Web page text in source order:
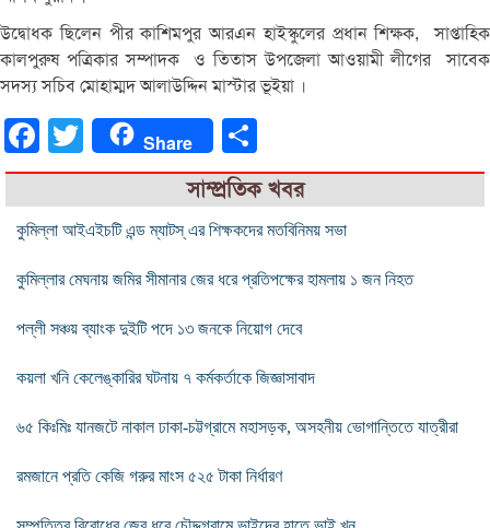
উদ্বোধক ছিলেন পীর কাশিমপুর আরএন হাইস্কুলের প্রধান শিক্ষক,সাপ্তাহিক
কালপুরুষ পত্রিকার সম্পাদক ওতিতাস উপজেলা আওয়ামী লীগের সাবেক
সদস্য সচিব মোহাম্মদ আলাউদ্দিন মাস্টার ভূইয়া ।
FacebookTwitter Share
সাম্প্রতিক খবর
কুমিল্লা আইএইচটি এন্ড ম্যাটস্ এর শিক্ষকদের মতবিনিময় সভা
কুমিল্লার মেঘনায় জমির সীমানার জের ধরে প্রতিপক্ষের হামলায় ১ জন নিহত
পল্লী সঞ্চয় ব্যাংক দুইটি পদে ১৩ জনকে নিয়োগ দেবে
কয়লা খনি কেলেঙ্কারির ঘটনায় ৭ কর্মকর্তাকে জিজ্ঞাসাবাদ
৬৫ কিঃমিঃ যানজটে নাকাল ঢাকা-চট্টগ্রামে মহাসড়ক, অসহনীয় ভোগান্তিতে যাত্রীরা
রমজানে প্রতি কেজি গরুর মাংস ৫২৫ টাকা নির্ধারণ